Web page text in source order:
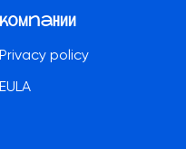
компании
Privacy policy
EULA